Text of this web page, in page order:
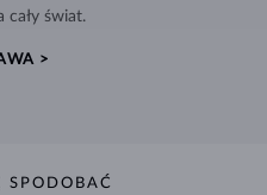
cały świat.
>
SPODOBAĆ